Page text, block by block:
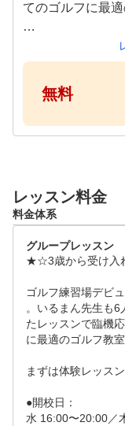
てのゴルフに最
レッスンタイム
水　16時〜20時
木　17時〜18時
金　17時〜
土　9時〜17時
無料
レッスン料金
料金体系
グループレッスン
★☆3歳から受け
ゴルフ練習場デビ
。いるまん先生も6
たレッスンで臨機
に最適のゴルフ教室
まずは体験レッス
●開校日：
水 16:00〜20:00／